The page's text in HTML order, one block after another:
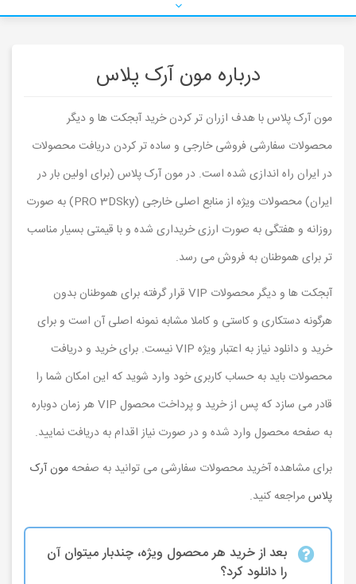
PNG-PSD
Stock Images
درباره مون آرک پلاس
مون آرک پلاس با هدف ازران تر کردن خرید آبجکت ها و دیگر
محصولات سفارشی فروشی خارجی و ساده تر کردن دریافت محصولات
در ایران راه اندازی شده است. در مون آرک پلاس (برای اولین بار در
ایران) محصولات ویژه از منابع اصلی خارجی (PRO 3DSky) به صورت
روزانه و هفتگی به صورت ارزی خریداری شده و با قیمتی بسیار مناسب
تر برای هموطنان به فروش می رسد.
آبجکت ها و دیگر محصولات VIP قرار گرفته برای هموطنان بدون
هرگونه دستکاری و کاستی و کاملا مشابه نمونه اصلی آن است و برای
خرید و دانلود نیاز به اعتبار ویژه VIP نیست. برای خرید و دریافت
محصولات باید به حساب کاربری خود وارد شوید که این امکان شما را
قادر می سازد که پس از خرید و پرداخت محصول VIP هر زمان دوباره
به صفحه محصول وارد شده و در صورت نیاز اقدام به دریافت نمایید.
برای مشاهده آخرید محصولات سفارشی می توانید به صفحهمون آرک
پلاسمراجعه کنید.
بعد از خرید هر محصول ویژه، چندبار میتوان آن
را دانلود کرد؟